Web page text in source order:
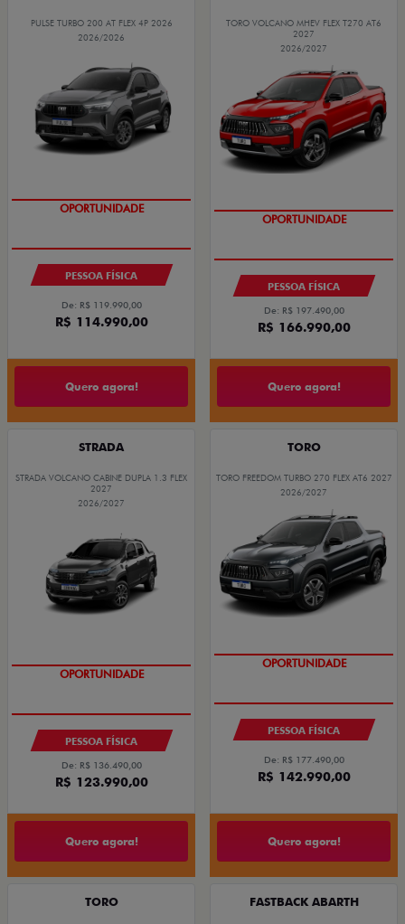
PULSE TURBO 200 AT FLEX 4P 2026
2026/2026
OPORTUNIDADE
PESSOA FÍSICA
De: R$ 119.990,00
R$ 114.990,00
Quero agora!
TORO VOLCANO MHEV FLEX T270 AT6
2027
2026/2027
OPORTUNIDADE
COM USADO NA TROCA
PESSOA FÍSICA
De: R$ 197.490,00
R$ 166.990,00
Quero agora!
STRADA
STRADA VOLCANO CABINE DUPLA 1.3 FLEX
2027
2026/2027
COM USADO NA TROCA
PESSOA FÍSICA
De: R$ 136.490,00
R$ 123.990,00
Quero agora!
TORO
TORO FREEDOM TURBO 270 FLEX AT6 2027
2026/2027
COM USADO NA TROCA
PESSOA FÍSICA
De: R$ 177.490,00
R$ 142.990,00
Quero agora!
TORO FASTBACK ABARTH